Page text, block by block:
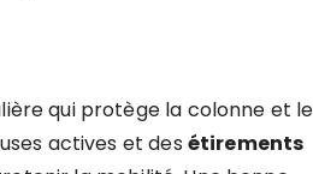
qui protège la colonne et
actives et des étirements